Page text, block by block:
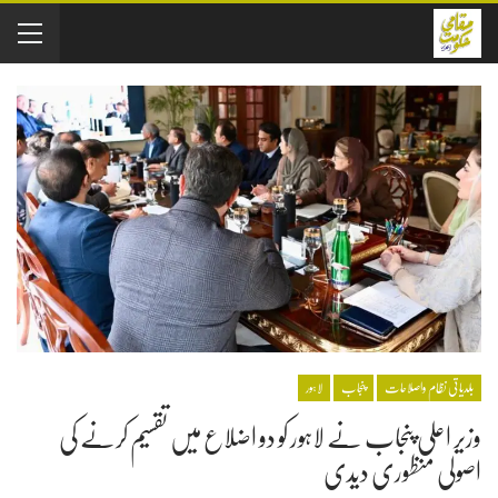
بلدیاتی نظام واصلاحات پنجاب لاہور
وزیر اعلی پنجاب نے لاہور کو دو اضلاع میں تقسیم کرنے کی
اصولی منظوری دیدی